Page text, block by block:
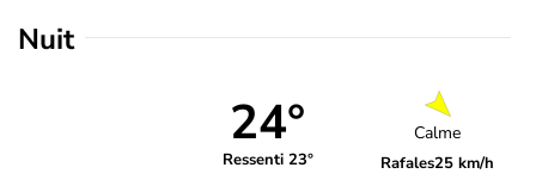
Nuit
24°
Ressenti 23°
Calme
Rafales25 km/h